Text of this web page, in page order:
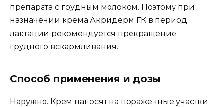
препарата с грудным молоком. Поэтому при
назначении крема Акридерм ГК в период
лактации рекомендуется прекращение
грудного вскармливания.
Способ применения и дозы
Наружно. Крем наносят на пораженные участки